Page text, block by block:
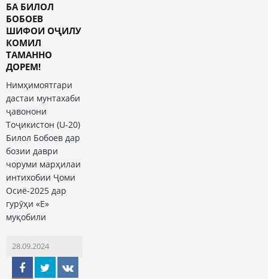
БА БИЛОЛ
БОБОЕВ
ШИФОИ ОҶИЛУ
КОМИЛ
ТАМАННО
ДОРЕМ!
Нимҳимоятгари
дастаи мунтахаби
ҷавонони
Тоҷикистон (U-20)
Билол Бобоев дар
бозии даври
чоруми марҳилаи
интихобии Ҷоми
Осиё-2025 дар
гурӯҳи «Е»
муқобили
28.09.2024